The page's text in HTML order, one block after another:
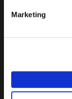
relative aux
Marketing
MOB HOTEL is